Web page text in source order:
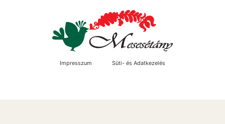
Impresszum Süti- és Adatkezelés